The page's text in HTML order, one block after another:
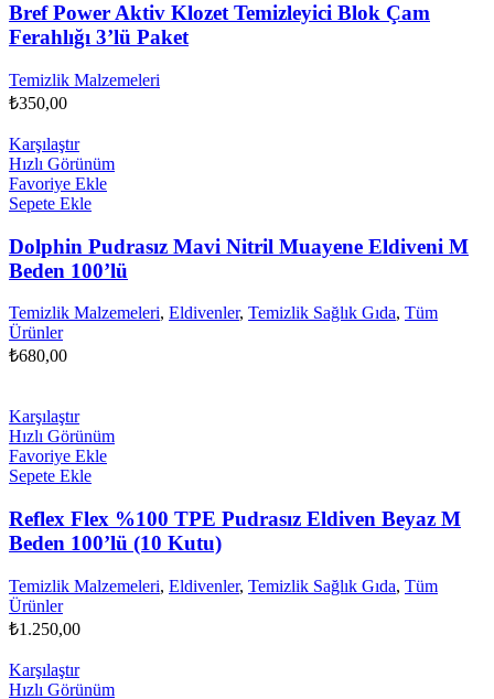
Bref Power Aktiv Klozet Temizleyici Blok Çam
Ferahlığı 3’lü Paket
Temizlik Malzemeleri
₺350,00
Karşılaştır
Hızlı Görünüm
Favoriye Ekle
Sepete Ekle
Dolphin Pudrasız Mavi Nitril Muayene Eldiveni M
Beden 100’lü
Temizlik Malzemeleri, Eldivenler, Temizlik Sağlık Gıda, Tüm
Ürünler
₺680,00
Karşılaştır
Hızlı Görünüm
Favoriye Ekle
Sepete Ekle
Reflex Flex %100 TPE Pudrasız Eldiven Beyaz M
Beden 100’lü (10 Kutu)
Temizlik Malzemeleri, Eldivenler, Temizlik Sağlık Gıda, Tüm
Ürünler
₺1.250,00
Karşılaştır
Hızlı Görünüm